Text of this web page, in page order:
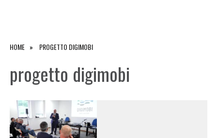
HOME PROGETTO DIGIMOBI
progetto digimobi